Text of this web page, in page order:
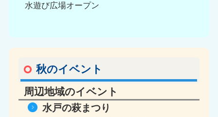
水遊び広場オープン
秋のイベント
周辺地域のイベント
水戸の萩まつり